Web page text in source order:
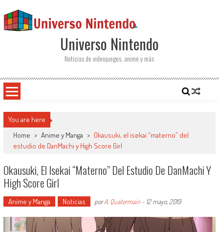
Universo Nintendo
Noticias de videojuegos, anime y más
You are here
Home > Anime y Manga > Okausuki, el isekai “materno” del
estudio de DanMachi y High Score Girl
Okausuki, El Isekai “materno” Del Estudio De DanMachi Y
High Score Girl
Anime y Manga Noticias porA. Quatermain- 12 mayo, 2019